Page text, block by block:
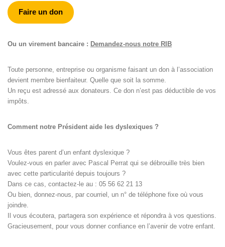
Faire un don
Ou un virement bancaire : Demandez-nous notre RIB
Toute personne, entreprise ou organisme faisant un don à l’association
devient membre bienfaiteur. Quelle que soit la somme.
Un reçu est adressé aux donateurs. Ce don n’est pas déductible de vos
impôts.
Comment notre Président aide les dyslexiques ?
Vous êtes parent d’un enfant dyslexique ?
Voulez-vous en parler avec Pascal Perrat qui se débrouille très bien
avec cette particularité depuis toujours ?
Dans ce cas, contactez-le au : 05 56 62 21 13
Ou bien, donnez-nous, par courriel, un n° de téléphone fixe où vous
joindre.
Il vous écoutera, partagera son expérience et répondra à vos questions.
Gracieusement, pour vous donner confiance en l’avenir de votre enfant.